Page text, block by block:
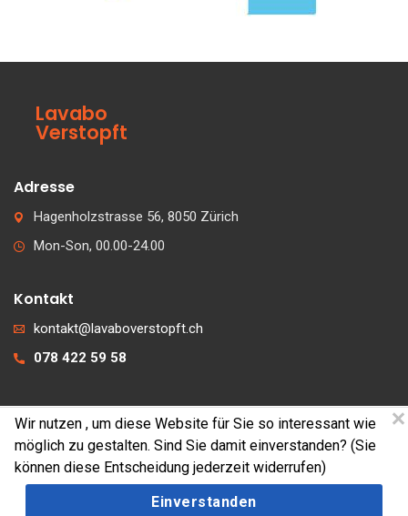
Lavabo
Verstopft
Adresse
Hagenholzstrasse 56, 8050 Zürich
Mon-Son, 00.00-24.00
Kontakt
kontakt@lavaboverstopft.ch
078 422 59 58
© 2026 lavaboverstopft.ch
Kontakt
Impressum
Cookies
Wir nutzen , um diese Website für Sie so interessant wie
möglich zu gestalten. Sind Sie damit einverstanden? (Sie
können diese Entscheidung jederzeit widerrufen)
Einverstanden